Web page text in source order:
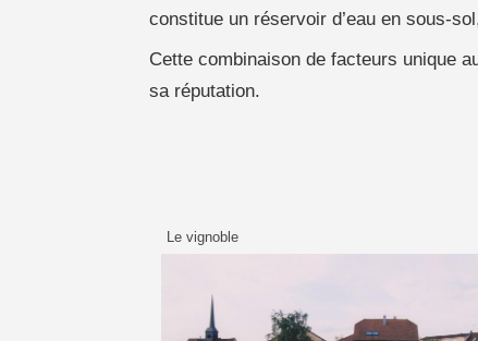
constitue un réservoir d’eau en sous-
Cette combinaison de facteurs unique
sa réputation.
Le vignoble